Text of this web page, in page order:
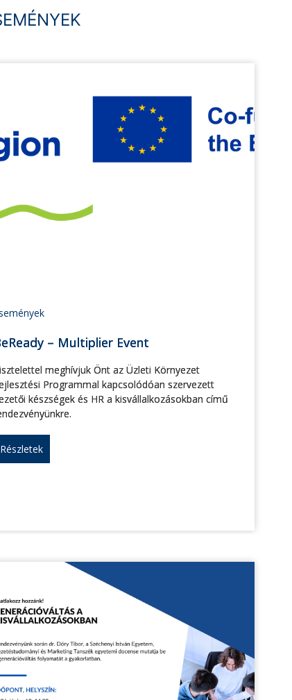
– Multiplier Event
meghívjuk Önt az Üzleti Környezet
Programmal kapcsolódóan szervezett
készségek és HR a kisvállalkozásokban című
Részletek